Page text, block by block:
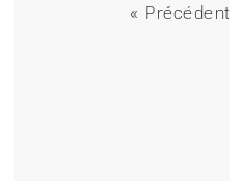
« Précédent